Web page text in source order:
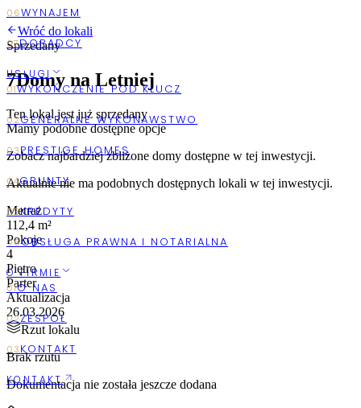
USŁUGI
O FIRMIE
KONTAKT
Wróć do lokali
Sprzedany
7Domy na Letniej
Ten lokal jest już sprzedany
Mamy podobne dostępne opcje
Zobacz najbardziej zbliżone domy dostępne w tej inwestycji.
Aktualnie nie ma podobnych dostępnych lokali w tej inwestycji.
Metraż
112,4 m²
Pokoje
4
Piętro
Parter
Aktualizacja
26.03.2026
Rzut lokalu
Brak rzutu
Dokumentacja nie została jeszcze dodana